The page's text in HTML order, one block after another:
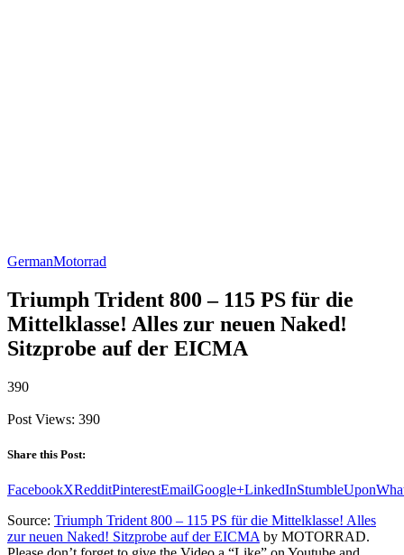
GermanMotorrad
Triumph Trident 800 – 115 PS für die
Mittelklasse! Alles zur neuen Naked!
Sitzprobe auf der EICMA
390
Post Views: 390
Share this Post:
FacebookXRedditPinterestEmailGoogle+LinkedInStumbleUpon
Source: Triumph Trident 800 – 115 PS für die Mittelklasse! Alles
zur neuen Naked! Sitzprobe auf der EICMA by MOTORRAD.